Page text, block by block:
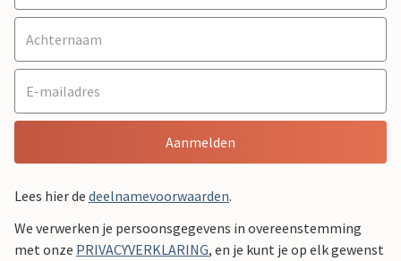
Aanmelden
Lees hier de deelnamevoorwaarden.
We verwerken je persoonsgegevens in overeenstemming
met onze PRIVACYVERKLARING, en je kunt je op elk gewenst